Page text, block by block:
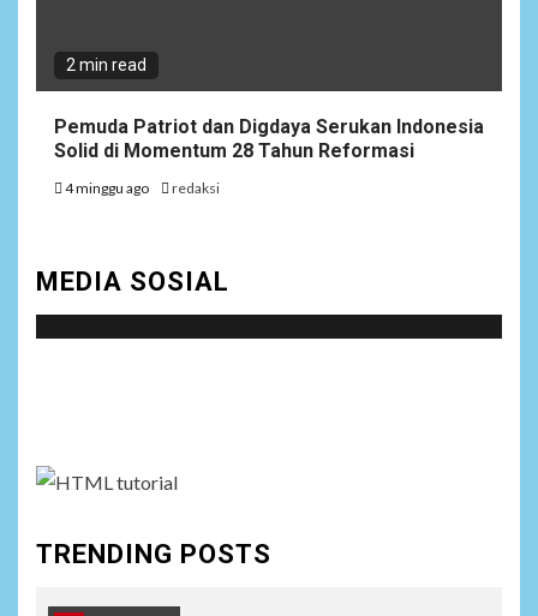
2 min read
Pemuda Patriot dan Digdaya Serukan Indonesia
Solid di Momentum 28 Tahun Reformasi
4 minggu ago redaksi
MEDIA SOSIAL
TRENDING POSTS